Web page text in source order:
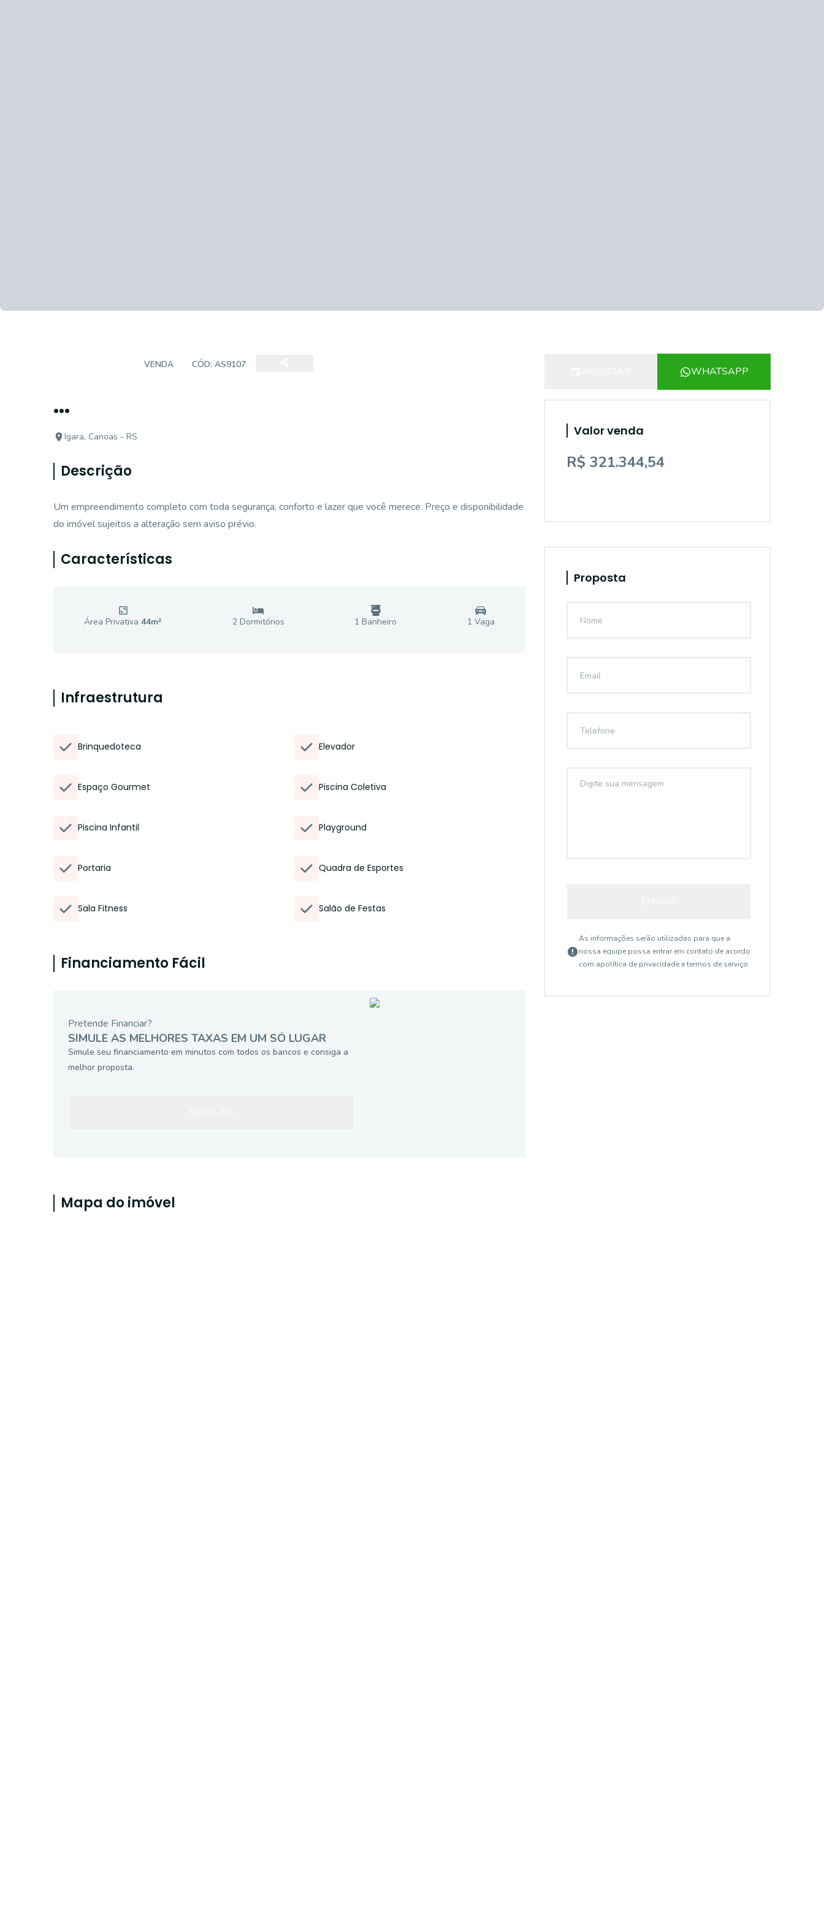
VENDA CÓD: AS9107
...
Igara, Canoas - RS
Descrição
Um empreendimento completo com toda segurança, conforto e lazer que você merece. Preço e disponibilidade
do imóvel sujeitos a alteração sem aviso prévio.
Características
Área Privativa 44m² 2Dormitórios 1 Banheiro 1 Vaga
Infraestrutura
Brinquedoteca Elevador
Espaço Gourmet Piscina Coletiva
Piscina Infantil Playground
Portaria Quadra de Esportes
Sala Fitness Salão de Festas
Financiamento Fácil
Pretende Financiar?
SIMULE AS MELHORES TAXAS EM UM SÓ LUGAR
Simule seu financiamento em minutos com todos os bancos e consiga a
melhor proposta.
Mapa do imóvel
WHATSAPP
Valor venda
R$ 321.344,54
Proposta
As informações serão utilizadas para que a
nossa equipe possa entrar em contato de acordo
com apolítica de privacidade e termos de serviço